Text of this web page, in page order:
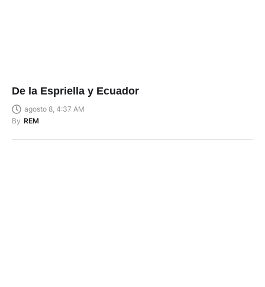
De la Espriella y Ecuador
agosto 8, 4:37 AM
By REM